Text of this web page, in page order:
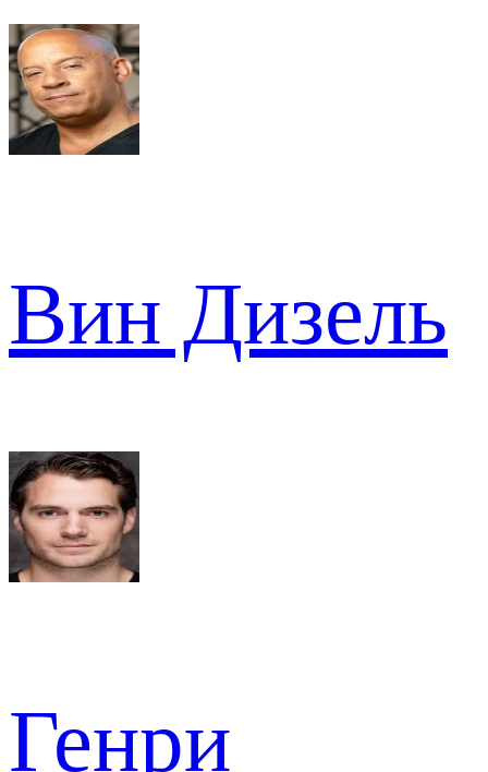
Вин Дизель
Генри